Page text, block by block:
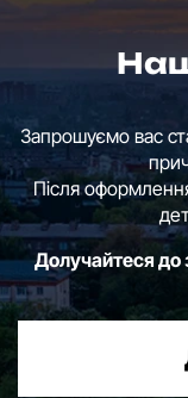
Запрошуємо вас
Після
Долучайтеся до